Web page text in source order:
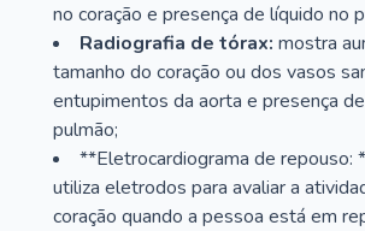
no coração e presença de líquido no
Radiografia de tórax: mostra
tamanho do coração ou dos vasos
entupimentos da aorta e presença
pulmão;
**Eletrocardiograma de repouso:
utiliza eletrodos para avaliar a
coração quando a pessoa está em